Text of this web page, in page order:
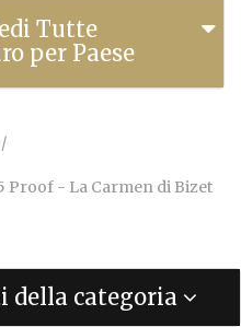
Tutte
per Paese
Proof - La Carmen di Bizet
della categoria